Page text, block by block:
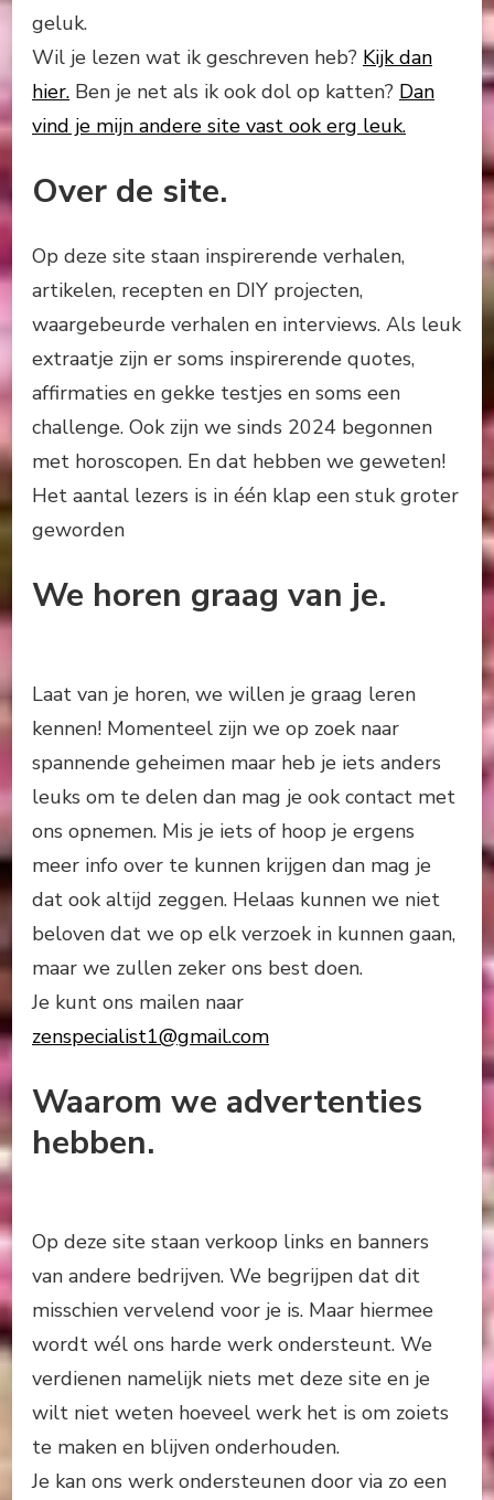
geluk.
Wil je lezen wat ik geschreven heb? Kijk dan
hier. Ben je net als ik ook dol op katten? Dan
vind je mijn andere site vast ook erg leuk.
Over de site.
Op deze site staan inspirerende verhalen,
artikelen, recepten en DIY projecten,
waargebeurde verhalen en interviews. Als leuk
extraatje zijn er soms inspirerende quotes,
affirmaties en gekke testjes en soms een
challenge. Ook zijn we sinds 2024 begonnen
met horoscopen. En dat hebben we geweten!
Het aantal lezers is in één klap een stuk groter
geworden
We horen graag van je.
Laat van je horen, we willen je graag leren
kennen! Momenteel zijn we op zoek naar
spannende geheimen maar heb je iets anders
leuks om te delen dan mag je ook contact met
ons opnemen. Mis je iets of hoop je ergens
meer info over te kunnen krijgen dan mag je
dat ook altijd zeggen. Helaas kunnen we niet
beloven dat we op elk verzoek in kunnen gaan,
maar we zullen zeker ons best doen.
Je kunt ons mailen naar
zenspecialist1@gmail.com
Waarom we advertenties
hebben.
Op deze site staan verkoop links en banners
van andere bedrijven. We begrijpen dat dit
misschien vervelend voor je is. Maar hiermee
wordt wél ons harde werk ondersteunt. We
verdienen namelijk niets met deze site en je
wilt niet weten hoeveel werk het is om zoiets
te maken en blijven onderhouden.
Je kan ons werk ondersteunen door via zo een